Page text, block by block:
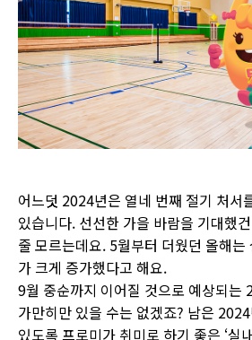
어느덧 2024년은 열네 번째 절기 처서
있습니다. 선선한 가을 바람을 기대했
줄 모르는데요. 5월부터 더웠던 올해는
가 크게 증가했다고 해요.
9월 중순까지 이어질 것으로 예상되는
가만히만 있을 수는 없겠죠? 남은 2024
있도록 프로미가 취미로 하기 좋은 ‘실